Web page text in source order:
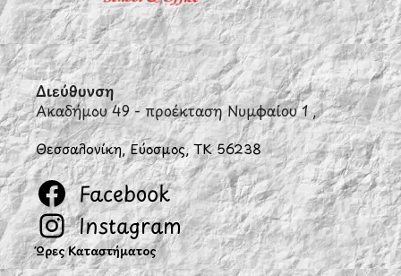
Διεύθυνση
Ακαδήμου 49 - προέκταση Νυμφαίου 1 ,
Θεσσαλονίκη, Εύοσμος, ΤΚ 56238
Facebook
Instagram
Ώρες Καταστήματος